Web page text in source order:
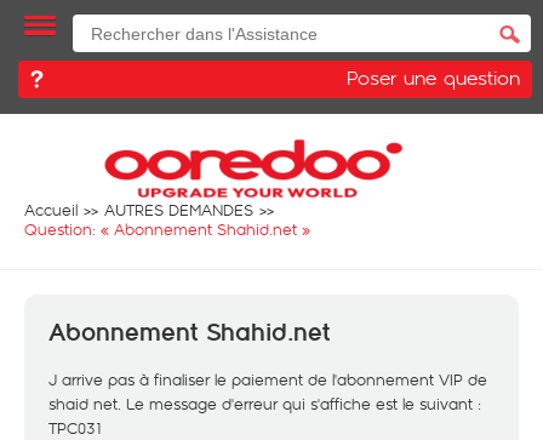
Poser une question
Accueil
AUTRES DEMANDES
Question: « Abonnement Shahid.net »
Abonnement Shahid.net
J arrive pas à finaliser le paiement de l'abonnement VIP de
shaid net. Le message d'erreur qui s'affiche est le suivant :
TPC031